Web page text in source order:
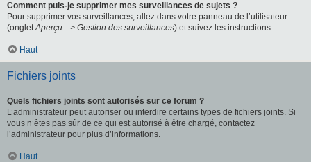
Comment puis-je supprimer mes surveillances de sujets ?
Pour supprimer vos surveillances, allez dans votre panneau de l’utilisateur
(ongletAperçu --> Gestion des surveillances) et suivez les instructions.
Haut
Fichiers joints
Quels fichiers joints sont autorisés sur ce forum ?
L’administrateur peut autoriser ou interdire certains types de fichiers joints. Si
vous n’êtes pas sûr de ce qui est autorisé à être chargé, contactez
l’administrateur pour plus d’informations.
Haut